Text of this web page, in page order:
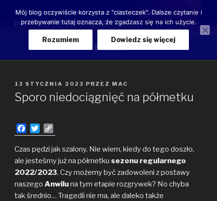
treści
Moje luźne przemyślenia o przeszłości, teraźniejszości oraz
przyszłości ANWILU WŁOCŁAWEK
OPUBLIKOWANE
W
13 STYCZNIA 2023 PRZEZ MAC
Sporo niedociągnięć na półmetku
a
c
e
b
o
o
k
w
i
e
r
o
p
L
i
n
k
Czas pędzi jak szalony. Nie wiem, kiedy do tego doszło,
ale jesteśmy już na półmetku sezonu regularnego
2022/2023. Czy możemy być zadowoleni z postawy
naszego Anwiluna tym etapie rozgrywek? No chyba
tak średnio… Tragedii nie ma, ale daleko także
Mój blog oczywiście korzysta z "ciasteczek". Dalsze czytanie i
przebywanie tutaj oznacza, że zgadzasz się na ich użycie.
Rozumiem Dowiedz się więcej